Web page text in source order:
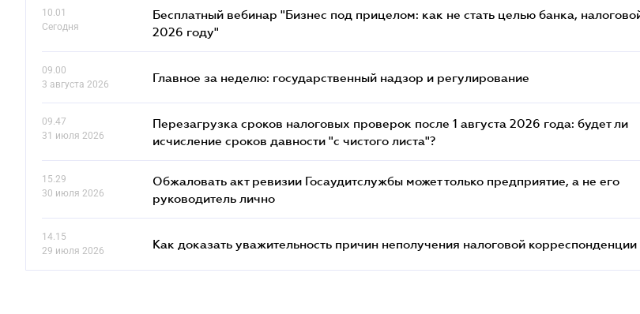
10.01
Сегодня
Бесплатный вебинар "Бизнес под прицелом: как не стать целью банка,
2026 году"
09.00
3 августа 2026
Главное за неделю: государственный надзор и регулирование
09.47
31 июля 2026
Перезагрузка сроков налоговых проверок после 1 августа 2026 года: будет ли
исчисление сроков давности "с чистого листа"?
15.29
30 июля 2026
Обжаловать акт ревизии Госаудитслужбы может только предприятие, а не его
руководитель лично
14.15
29 июля 2026
Как доказать уважительность причин неполучения налоговой корреспонденции